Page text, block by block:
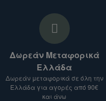
3. Λάβετε προσφορά:
Θα σας
προϊόντα που
κόστος αποστολής.
Σημείωση:
Το κόστος
Δωρεάν Μεταφορικά
Ελλάδα
Δωρεάν μεταφορικά σε όλη την
Ελλάδα για αγορές από 90€
και άνω